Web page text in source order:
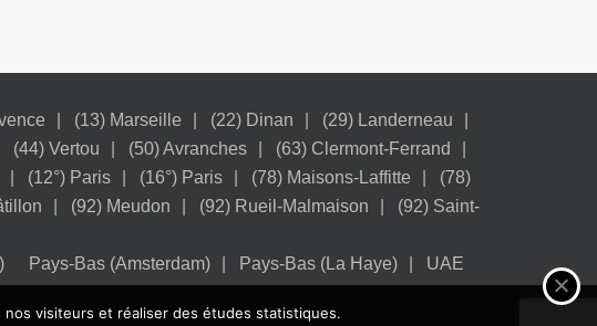
(13) Marseille (22) Dinan
(29) Landerneau
(44) Vertou (50) Avranches
(63) Clermont-Ferrand
(12°) Paris (16°) Paris (78) Maisons-Laffitte
(78)
(92) Meudon (92) Rueil-Malmaison
(92) Saint-
Pays-Bas (Amsterdam) Pays-Bas (La Haye)
UAE
nos visiteurs et réaliser des études statistiques.